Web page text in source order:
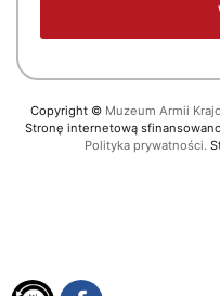
Copyright © Muzeum Armii
Stronę internetową
Polityka prywatności.